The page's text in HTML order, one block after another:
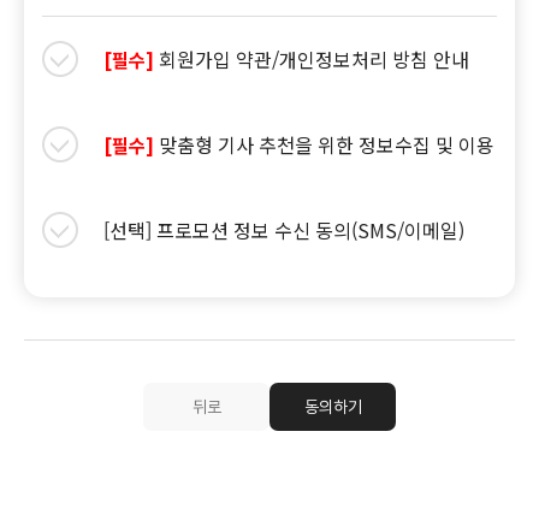
[필수] 회원가입 약관/개인정보처리 방침 안내
[필수] 맞춤형 기사 추천을 위한 정보수집 및 이용
[선택] 프로모션 정보 수신 동의(SMS/이메일)
뒤로